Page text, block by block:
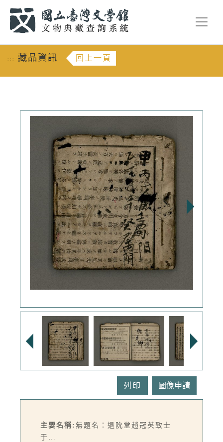
::: 藏品資訊 回上一頁
列印
主要名稱: 無題名：退阭堂趙冠英致士
于…